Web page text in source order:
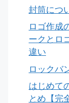
封筒につ
ロゴ作成
ークとロ
違い
ロックバ
はじめて
とめ【完